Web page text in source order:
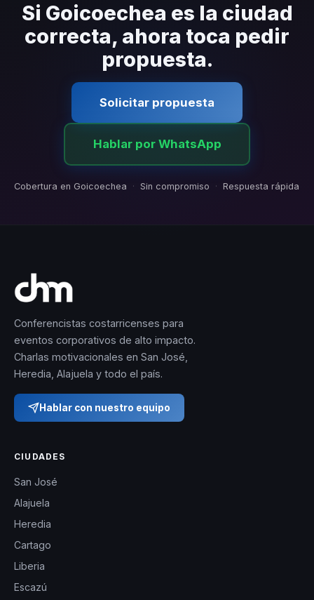
contratiempos.
Si Goicoechea es la ciudad
correcta, ahora toca pedir
propuesta.
Solicitar propuesta
Hablar por WhatsApp
Cobertura en Goicoechea · Sin compromiso · Respuesta rápida
Conferencistas costarricenses para
eventos corporativos de alto impacto.
Charlas motivacionales en San José,
Heredia, Alajuela y todo el país.
Hablar con nuestro equipo
CIUDADES
San José
Alajuela
Heredia
Cartago
Liberia
Escazú